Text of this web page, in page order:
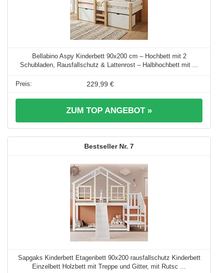
Bellabino Aspy Kinderbett 90x200 cm – Hochbett mit 2
Schubladen, Rausfallschutz & Lattenrost – Halbhochbett mit ...
229,99 €
ZUM TOP ANGEBOT »
7
Sapgaks Kinderbett Etagenbett 90x200 rausfallschutz Kinderbett
Einzelbett Holzbett mit Treppe und Gitter, mit Rutsc ...